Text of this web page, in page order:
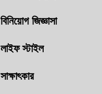
বিনিয়োগ জিজ্ঞাসা
লাইফ স্টাইল
সাক্ষাৎকার